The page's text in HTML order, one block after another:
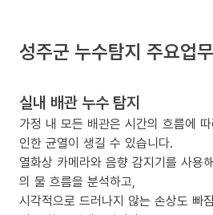
성주군 누수탐지 주요업무
실내 배관 누수 탐지
가정 내 모든 배관은 시간의 흐름에
인한 균열이 생길 수 있습니다.
열화상 카메라와 음향 감지기를 사용
의 물 흐름을 분석하고,
시각적으로 드러나지 않는 손상도 빠